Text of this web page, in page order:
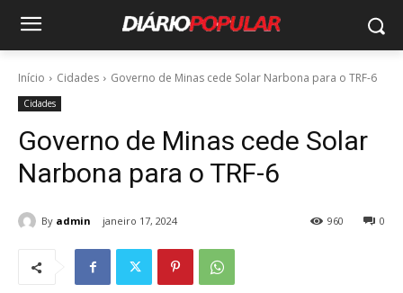
Início Cidades Governo de Minas cede Solar Narbona para o TRF-6
Cidades
Governo de Minas cede Solar
Narbona para o TRF-6
By admin janeiro 17, 2024 0
960